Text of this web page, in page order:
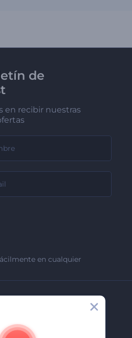
de
en recibir nuestras
en cualquier